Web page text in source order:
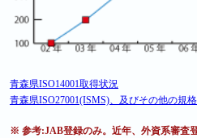
青森県ISO14001取得状況
青森県ISO27001(ISMS)、及びその他の規
※ 参考:JAB登録のみ。近年、外資系審査